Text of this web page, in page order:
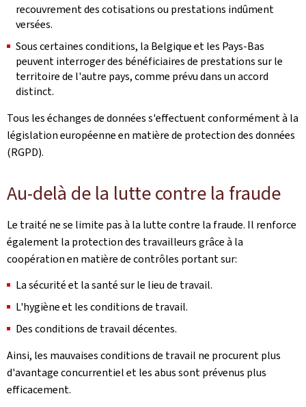
recouvrement des cotisations ou prestations indûment
versées.
Sous certaines conditions, la Belgique et les Pays-Bas
peuvent interroger des bénéficiaires de prestations sur le
territoire de l'autre pays, comme prévu dans un accord
distinct.
Tous les échanges de données s'effectuent conformément à la
législation européenne en matière de protection des données
(RGPD).
Au-delà de la lutte contre la fraude
Le traité ne se limite pas à la lutte contre la fraude. Il renforce
également la protection des travailleurs grâce à la
coopération en matière de contrôles portant sur:
La sécurité et la santé sur le lieu de travail.
L'hygiène et les conditions de travail.
Des conditions de travail décentes.
Ainsi, les mauvaises conditions de travail ne procurent plus
d'avantage concurrentiel et les abus sont prévenus plus
efficacement.